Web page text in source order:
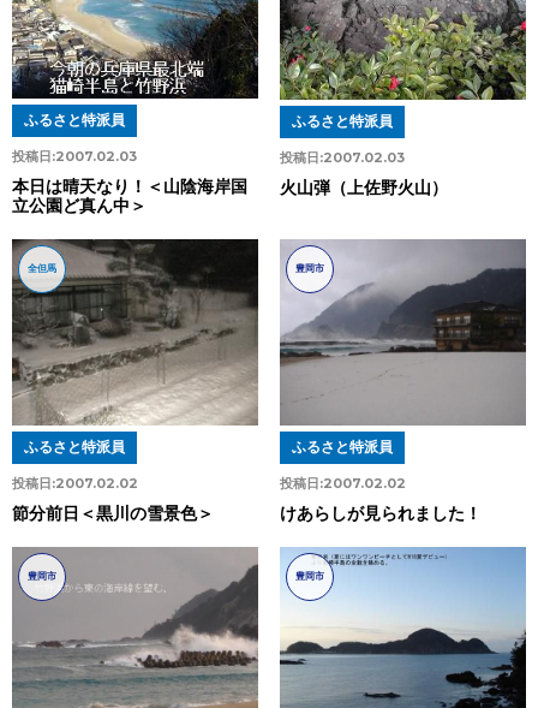
投稿日:2007.02.03
ふるさと特派員
本日は晴天なり！＜山陰海岸国
立公園ど真ん中＞
投稿日:2007.02.03
ふるさと特派員
火山弾（上佐野火山）
全但馬
投稿日:2007.02.02
ふるさと特派員
節分前日＜黒川の雪景色＞
豊岡市
投稿日:2007.02.02
ふるさと特派員
けあらしが見られました！
豊岡市 豊岡市